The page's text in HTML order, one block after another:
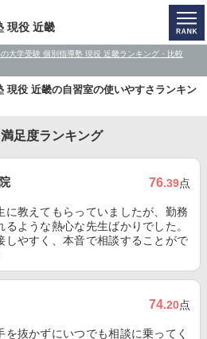
現役 近畿
大学受験 個別指導塾 現役 近畿ランキング・比較
現役 近畿の自習室の使いやすさランキン
足度ランキング
76.39点
に教えてもらっていましたが、勤務
ような熱心な先生ばかりでした。
しやすく、本音で相談することがで
74.20点
抜かずにいつでも相談に乗ってく